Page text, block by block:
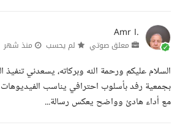
Amr I.
معلق صوتي لم يحسب منذ شهر
السلام عليكم ورحمة الله وبركاته، يسعدني
بجمعية رفد بأسلوب احترافي يناسب الفيديوهات
مع أداء هادئ وواضح يعكس رسالة...